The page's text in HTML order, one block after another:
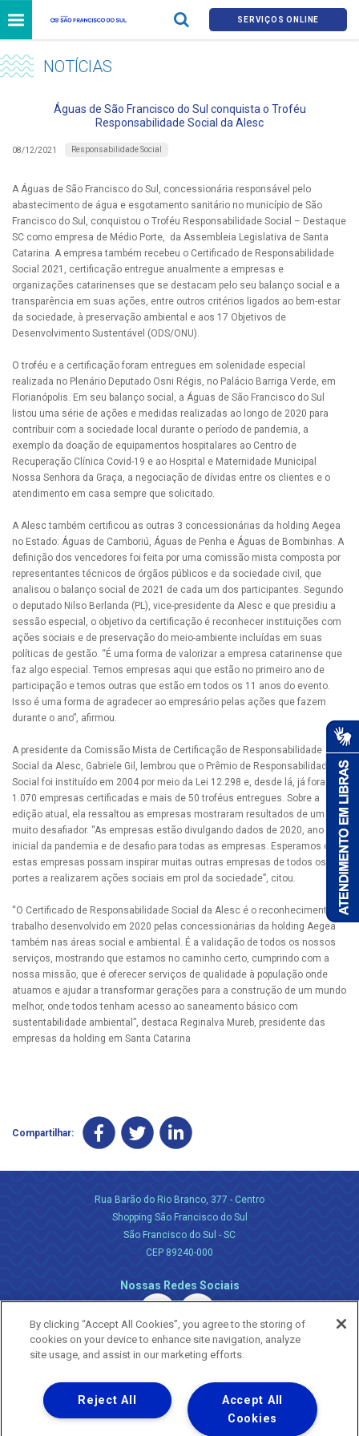
SERVIÇOS ONLINE
NOTÍCIAS
Águas de São Francisco do Sul conquista o Troféu
Responsabilidade Social da Alesc
08/12/2021 Responsabilidade Social
A Águas de São Francisco do Sul, concessionária responsável pelo
abastecimento de água e esgotamento sanitário no município de São
Francisco do Sul, conquistou o Troféu Responsabilidade Social – Destaque
SC como empresa de Médio Porte, da Assembleia Legislativa de Santa
Catarina. A empresa também recebeu o Certificado de Responsabilidade
Social 2021, certificação entregue anualmente a empresas e
organizações catarinenses que se destacam pelo seu balanço social e a
transparência em suas ações, entre outros critérios ligados ao bem-estar
da sociedade, à preservação ambiental e aos 17 Objetivos de
Desenvolvimento Sustentável (ODS/ONU).
O troféu e a certificação foram entregues em solenidade especial
realizada no Plenário Deputado Osni Régis, no Palácio Barriga Verde, em
Florianópolis. Em seu balanço social, a Águas de São Francisco do Sul
listou uma série de ações e medidas realizadas ao longo de 2020 para
contribuir com a sociedade local durante o período de pandemia, a
exemplo da doação de equipamentos hospitalares ao Centro de
Recuperação Clínica Covid-19 e ao Hospital e Maternidade Municipal
Nossa Senhora da Graça, a negociação de dívidas entre os clientes e o
atendimento em casa sempre que solicitado.
A Alesc também certificou as outras 3 concessionárias da holding Aegea
no Estado: Águas de Camboriú, Águas de Penha e Águas de Bombinhas. A
definição dos vencedores foi feita por uma comissão mista composta por
representantes técnicos de órgãos públicos e da sociedade civil, que
analisou o balanço social de 2021 de cada um dos participantes. Segundo
o deputado Nilso Berlanda (PL), vice-presidente da Alesc e que presidiu a
sessão especial, o objetivo da certificação é reconhecer instituições com
ações sociais e de preservação do meio-ambiente incluídas em suas
políticas de gestão. “É uma forma de valorizar a empresa catarinense que
faz algo especial. Temos empresas aqui que estão no primeiro ano de
participação e temos outras que estão em todos os 11 anos do evento.
Isso é uma forma de agradecer ao empresário pelas ações que fazem
durante o ano”, afirmou.
A presidente da Comissão Mista de Certificação de Responsabilidade
Social da Alesc, Gabriele Gil, lembrou que o Prêmio de Responsabilidade
Social foi instituído em 2004 por meio da Lei 12.298 e, desde lá, já foram
1.070 empresas certificadas e mais de 50 troféus entregues. Sobre a
edição atual, ela ressaltou as empresas mostraram resultados de um ano
muito desafiador. “As empresas estão divulgando dados de 2020, ano
inicial da pandemia e de desafio para todas as empresas. Esperamos que
estas empresas possam inspirar muitas outras empresas de todos os
portes a realizarem ações sociais em prol da sociedade”, citou.
“O Certificado de Responsabilidade Social da Alesc é o reconhecimento do
trabalho desenvolvido em 2020 pelas concessionárias da holding Aegea
também nas áreas social e ambiental. É a validação de todos os nossos
serviços, mostrando que estamos no caminho certo, cumprindo com a
nossa missão, que é oferecer serviços de qualidade à população onde
atuamos e ajudar a transformar gerações para a construção de um mundo
melhor, onde todos tenham acesso ao saneamento básico com
sustentabilidade ambiental”, destaca Reginalva Mureb, presidente das
empresas da holding em Santa Catarina
Compartilhar:
Rua Barão do Rio Branco, 377 - Centro
Shopping São Francisco do Sul
São Francisco do Sul - SC
CEP 89240-000
Nossas Redes Sociais
Uma empresa
Copyright ® 2026 - Todos os Direitos Reservados.
By clicking “Accept All Cookies”, you agree to the storing of
cookies on your device to enhance site navigation, analyze
site usage, and assist in our marketing efforts.
Accept All
Cookies
Reject All